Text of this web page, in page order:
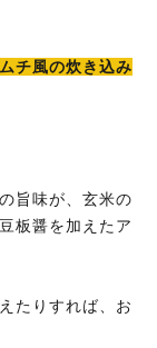
チ風の炊き込み
旨味が、玄米の
板醤を加えたア
たりすれば、お